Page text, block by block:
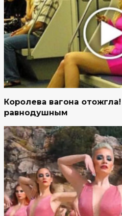
Королева вагона
равнодушным